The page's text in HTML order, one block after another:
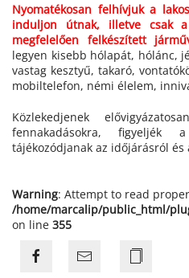
Nyomatékosan felhívjuk a
induljon útnak, illetve csak
megfelelően felkészített
legyen kisebb hólapát, hólánc,
vastag kesztyű, takaró,
mobiltelefon, némi élelem,
Közlekedjenek
fennakadásokra, figyeljék
tájékozódjanak az időjárásról
Warning: Attempt to read
/home/marcalip/public_html/
on line 355